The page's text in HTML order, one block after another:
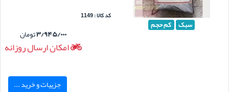
سبک کم حجم
کد کالا : 1149
۳/۹۴۵/۰۰۰تومان
امکان ارسال روزانه
جزییات و خرید ...